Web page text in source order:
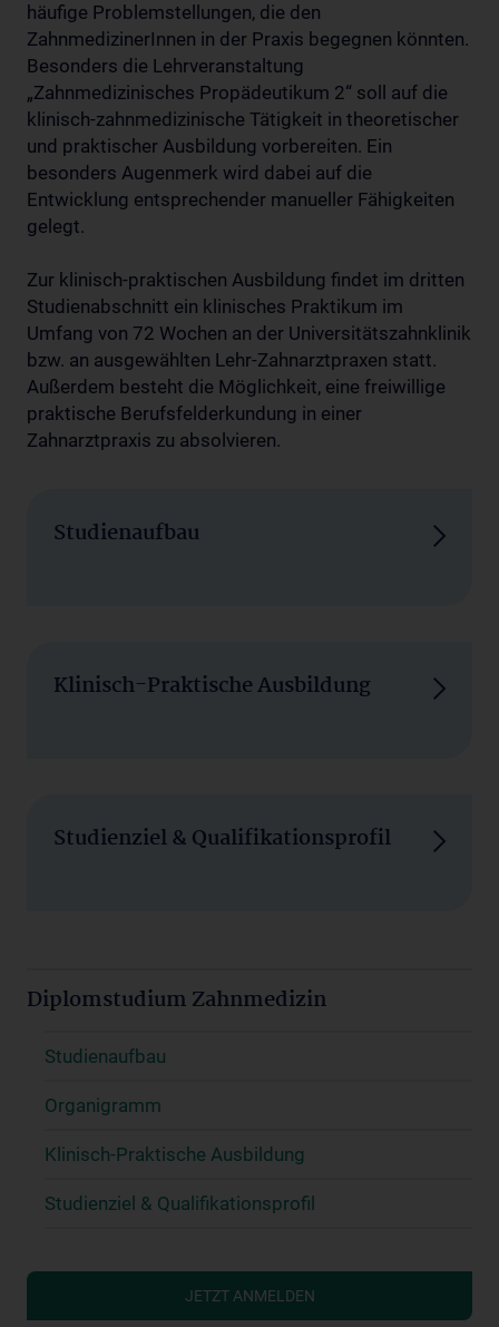
häufige Problemstellungen, die den
ZahnmedizinerInnen in der Praxis begegnen könnten.
Besonders die Lehrveranstaltung
„Zahnmedizinisches Propädeutikum 2“ soll auf die
klinisch-zahnmedizinische Tätigkeit in theoretischer
und praktischer Ausbildung vorbereiten. Ein
besonders Augenmerk wird dabei auf die
Entwicklung entsprechender manueller Fähigkeiten
gelegt.
Zur klinisch-praktischen Ausbildung findet im dritten
Studienabschnitt ein klinisches Praktikum im
Umfang von 72 Wochen an der Universitätszahnklinik
bzw. an ausgewählten Lehr-Zahnarztpraxen statt.
Außerdem besteht die Möglichkeit, eine freiwillige
praktische Berufsfelderkundung in einer
Zahnarztpraxis zu absolvieren.
Studienaufbau
Klinisch-Praktische Ausbildung
Studienziel & Qualifikationsprofil
Diplomstudium Zahnmedizin
Studienaufbau
Organigramm
Klinisch-Praktische Ausbildung
Studienziel & Qualifikationsprofil
JETZT ANMELDEN